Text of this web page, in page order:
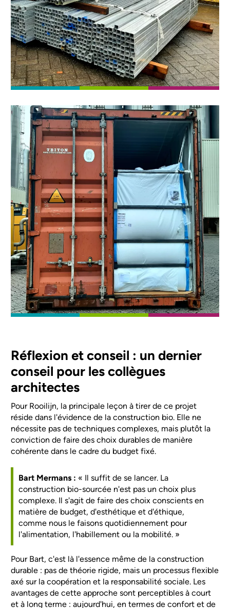
Réflexion et conseil : un dernier
conseil pour les collègues
architectes
Pour Rooilijn, la principale leçon à tirer de ce projet
réside dans l'évidence de la construction bio. Elle ne
nécessite pas de techniques complexes, mais plutôt la
conviction de faire des choix durables de manière
cohérente dans le cadre du budget fixé.
Bart Mermans : « Il suffit de se lancer. La
construction bio-sourcée n'est pas un choix plus
complexe. Il s'agit de faire des choix conscients en
matière de budget, d'esthétique et d'éthique,
comme nous le faisons quotidiennement pour
l'alimentation, l'habillement ou la mobilité. »
Pour Bart, c'est là l'essence même de la construction
durable : pas de théorie rigide, mais un processus flexible
axé sur la coopération et la responsabilité sociale. Les
avantages de cette approche sont perceptibles à court
et à long terme : aujourd'hui, en termes de confort et de